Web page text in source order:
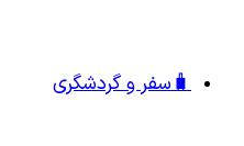
🧳سفر و گردشگری